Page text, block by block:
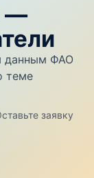
—
данным ФАО
теме
заявку